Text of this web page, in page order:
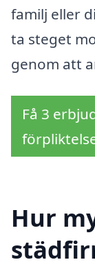
familj eller
ta steget
genom att
Få 3
Hur